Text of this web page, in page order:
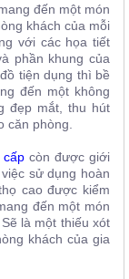
đến một món
khách của mỗi
với các họa tiết
phần khung của
tiện dụng thì bề
đến một không
đẹp mắt, thu hút
căn phòng.
cấpcòn được giới
sử dụng hoàn
cao được kiểm
đến một món
là một thiếu xót
khách của gia